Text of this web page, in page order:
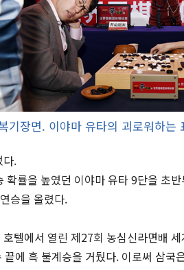
기장면. 이야마 유타의 괴로워하는
다.
확률을 높였던 이야마 유타 9단을 초
승을 올렸다.
텔에서 열린 제27회 농심신라면배
에 흑 불계승을 거뒀다. 이로써 삼